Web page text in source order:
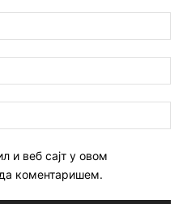
и веб сајт у овом
коментаришем.